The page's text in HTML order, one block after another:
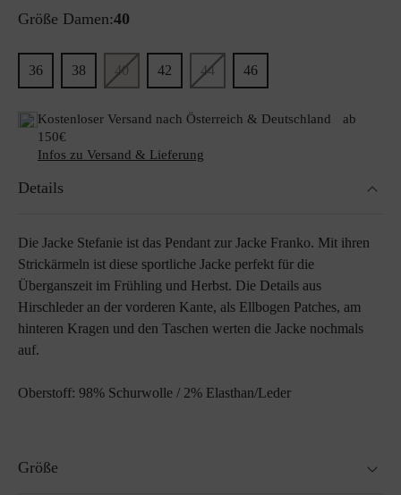
Größe Damen:40
36 38 40 42 44 46
Kostenloser Versand nach Österreich & Deutschland ab
150€
Infos zu Versand & Lieferung
Details
Die Jacke Stefanie ist das Pendant zur Jacke Franko. Mit ihren
Strickärmeln ist diese sportliche Jacke perfekt für die
Überganszeit im Frühling und Herbst. Die Details aus
Hirschleder an der vorderen Kante, als Ellbogen Patches, am
hinteren Kragen und den Taschen werten die Jacke nochmals
auf.
Oberstoff: 98% Schurwolle / 2% Elasthan/Leder
Größe